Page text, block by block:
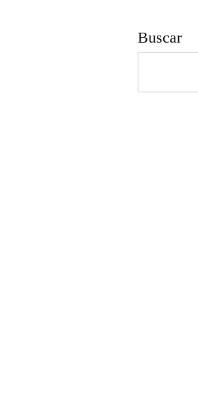
Buscar